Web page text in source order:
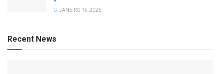
JANEIRO 15, 2026
Recent News